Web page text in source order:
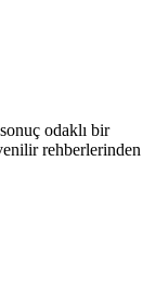
odaklı bir
rehberlerinden